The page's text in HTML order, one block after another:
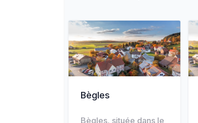
Bègles
Bègles, située dans le